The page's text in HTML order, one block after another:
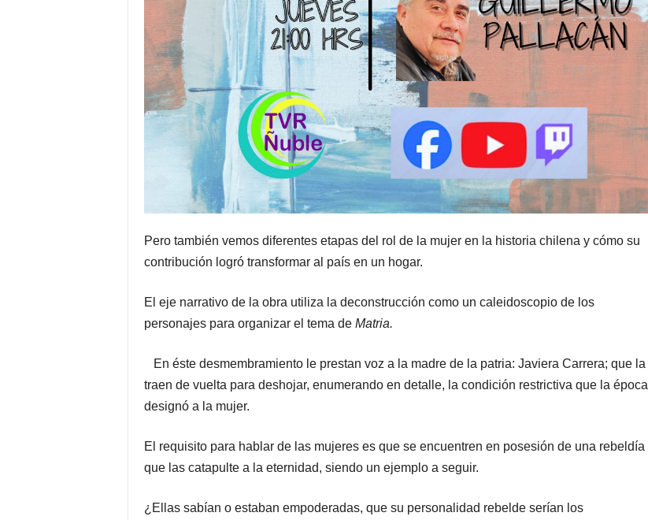
Pero también vemos diferentes etapas del rol de la mujer en la historia chilena y cómo su
contribución logró transformar al país en un hogar.
El eje narrativo de la obra utiliza la deconstrucción como un caleidoscopio de los
personajes para organizar el tema de Matria.
En éste desmembramiento le prestan voz a la madre de la patria: Javiera Carrera; que la
traen de vuelta para deshojar, enumerando en detalle, la condición restrictiva que la época
designó a la mujer.
El requisito para hablar de las mujeres es que se encuentren en posesión de una rebeldía
que las catapulte a la eternidad, siendo un ejemplo a seguir.
¿Ellas sabían o estaban empoderadas, que su personalidad rebelde serían los